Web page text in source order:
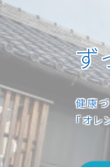
ず
健康
「オレ